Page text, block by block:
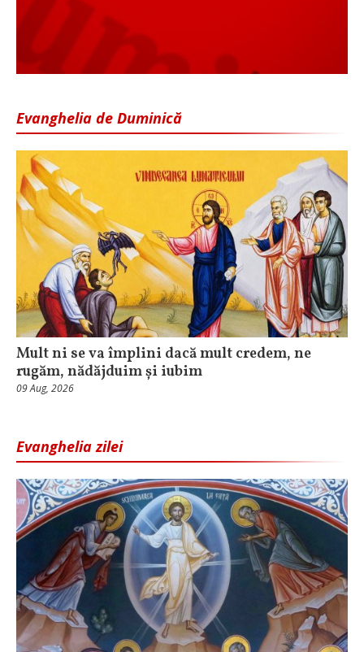
Evanghelia de Duminică
Mult ni se va împlini dacă mult credem, ne
rugăm, nădăjduim și iubim
09 Aug, 2026
Evanghelia zilei